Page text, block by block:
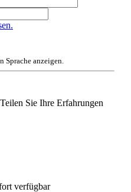
anzeigen.
Sie Ihre Erfahrungen
verfügbar